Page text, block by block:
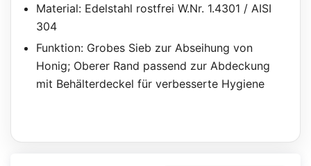
Material: Edelstahl rostfrei W.Nr. 1.4301 / AISI
304
Funktion: Grobes Sieb zur Abseihung von
Honig; Oberer Rand passend zur Abdeckung
mit Behälterdeckel für verbesserte Hygiene